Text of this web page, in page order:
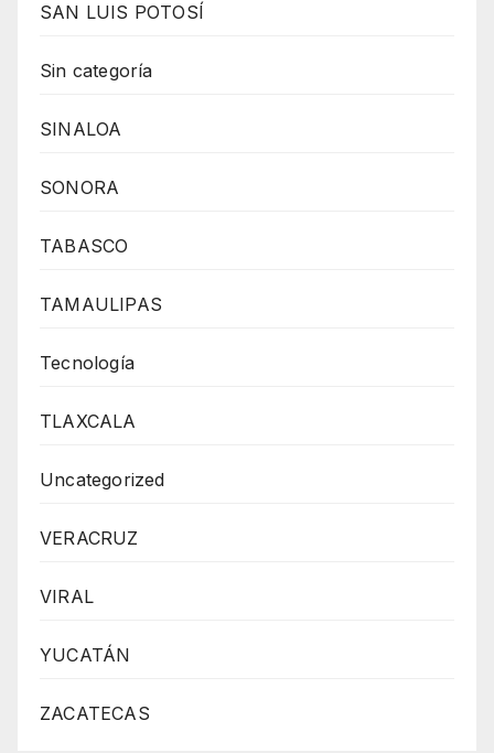
SAN LUIS POTOSÍ
Sin categoría
SINALOA
SONORA
TABASCO
TAMAULIPAS
Tecnología
TLAXCALA
Uncategorized
VERACRUZ
VIRAL
YUCATÁN
ZACATECAS